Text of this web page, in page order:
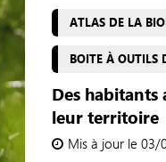
ATLAS DE LA
BOITE À OUTILS
Des habitants
leur territoire
Mis à jour le 03/